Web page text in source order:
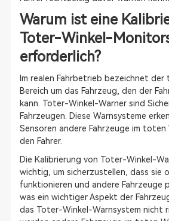
Warum ist eine
Toter-Winkel-
erforderlich?
Im realen Fahrbetrieb bezeichnet
Bereich um das Fahrzeug, den der
kann. Toter-Winkel-Warner sind
Fahrzeugen. Diese Warnsysteme
Sensoren andere Fahrzeuge im toten
den Fahrer.
Die Kalibrierung von Toter-Winkel-
wichtig, um sicherzustellen, dass sie
funktionieren und andere Fahrzeuge
was ein wichtiger Aspekt der
das Toter-Winkel-Warnsystem nicht